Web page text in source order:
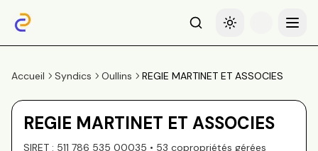
RechercheBasculer le thème
Menu
Accueil Syndics Oullins REGIE MARTINET ET ASSOCIES
REGIE MARTINET ET ASSOCIES
SIRET : 511 786 535 00035 • 53 copropriétés gérées